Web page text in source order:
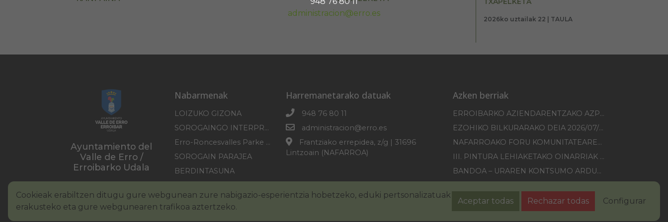
administracion@erro.es
2026ko uztailak 22 | TAULA
Ayuntamiento del
Valle de Erro /
Erroibarko Udala
Nabarmenak
LOIZUKO GIZONA
SOROGAINGO INTERPRETAZIO ZENTROA
Erro-Roncesvalles Parke Mikologikoa
SOROGAIN PARAJEA
BERDINTASUNA
Harremanetarako datuak
948 76 80 11
administracion@erro.es
Frantziako errepidea, z/g | 31696
Lintzoain (NAFARROA)
Azken berriak
ERROIBARKO AZIENDARENTZAKO AZPIEGITUREN HOBEKUNTZA 2025-2026 KANPAINA
EZOHIKO BILKURARAKO DEIA 2026/07/30
NAFARROAKO FORU KOMUNITATEAREN XXI. ERREMONTE PROFESIONALEKO TXAPELKETA
III. PINTURA LEHIAKETAKO OINARRIAK – ERROIBARKO EGUNA
BANDOA – URAREN KONTSUMO ARDURATSUA
Legezko oharra
Cookieak erabiltzen ditugu gure webgunean zure nabigazio-esperientzia hobetzeko, eduki pertsonalizatuak
erakusteko eta gure webgunearen trafikoa aztertzeko.
Aceptar todas Rechazar todas Configurar